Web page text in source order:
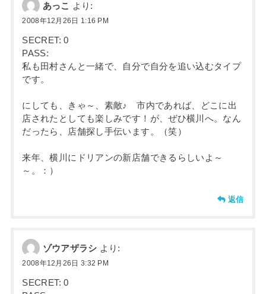
あっこ より:
2008年12月26日 1:16 PM
SECRET: 0
PASS:
私も田村さんと一緒で、自分で自分を追い込むタイプ
です。
にしても、きゃ～、素敵♪ 市内であれば、どこに出
店されたとしても楽しみです！が、ぜひ横川へ。なん
だったら、店舗探し手伝います。（笑）
来年、横川にドリアンの新店舗できるらしいよ～
～。：）
返信
ゾウアザラシ より:
2008年12月26日 3:32 PM
SECRET: 0